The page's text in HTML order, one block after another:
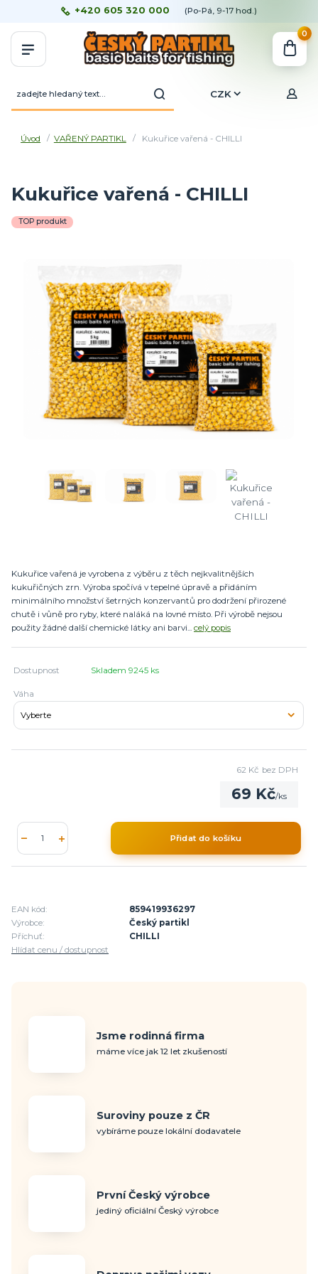
CZK
+420 605 320 000 (Po-Pá, 9-17 hod.)
0
Úvod VAŘENÝ PARTIKL Kukuřice vařená - CHILLI
Kukuřice vařená - CHILLI
TOP produkt
Kukuřice vařená je vyrobena z výběru z těch nejkvalitnějších
kukuřičných zrn. Výroba spočívá v tepelné úpravě a přidáním
minimálního množství šetrných konzervantů pro dodržení přirozené
chutě i vůně pro ryby, které naláká na lovné místo. Při výrobě nejsou
použity žádné další chemické látky ani barvi... celý popis
Dostupnost Skladem 9245 ks
Váha
69 Kč/ks
62 Kč bez DPH
Přidat do košíku
EAN kód:
859419936297
Výrobce:
Český partikl
Příchuť:
CHILLI
Hlídat cenu / dostupnost
Jsme rodinná firma
máme více jak 12 let zkušeností
Suroviny pouze z ČR
vybíráme pouze lokální dodavatele
První Český výrobce
jediný oficiální Český výrobce